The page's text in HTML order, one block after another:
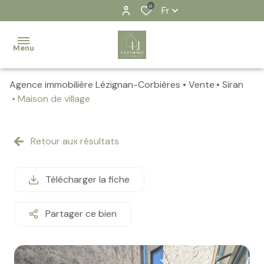
0 Fr
Menu
Accueil
biens
Notre
équipe
actualités
Agence immobilière Lézignan-Corbières Vente
Siran
Maison de village
Retour aux résultats
Télécharger la fiche
Partager ce bien